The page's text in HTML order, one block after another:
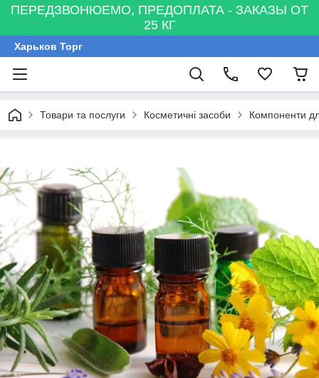
ПЕРЕДЗВОНЮЕМО, ПРЕДОПЛАТА - ЗАКАЗЫ ОТ
25 КГ
Харьков Торг
Товари та послуги Косметичні засоби Компоненти